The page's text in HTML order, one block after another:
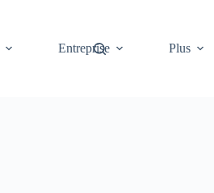
Entreprise Plus